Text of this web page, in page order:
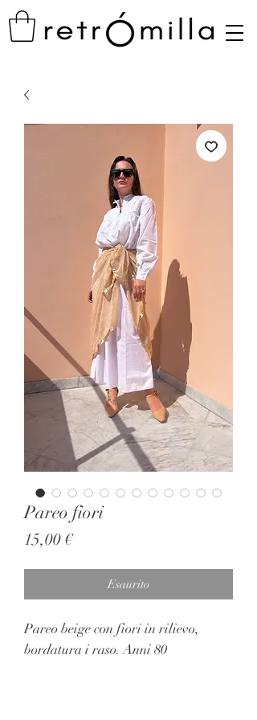
Pareo fiori
15,00 €Prezzo
Esaurito
Pareo beige con fiori in rilievo,
bordatura i raso. Anni 80